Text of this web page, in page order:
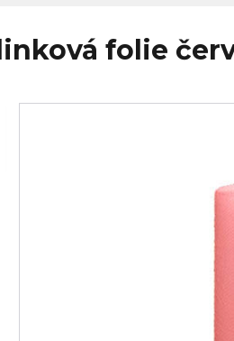
folie